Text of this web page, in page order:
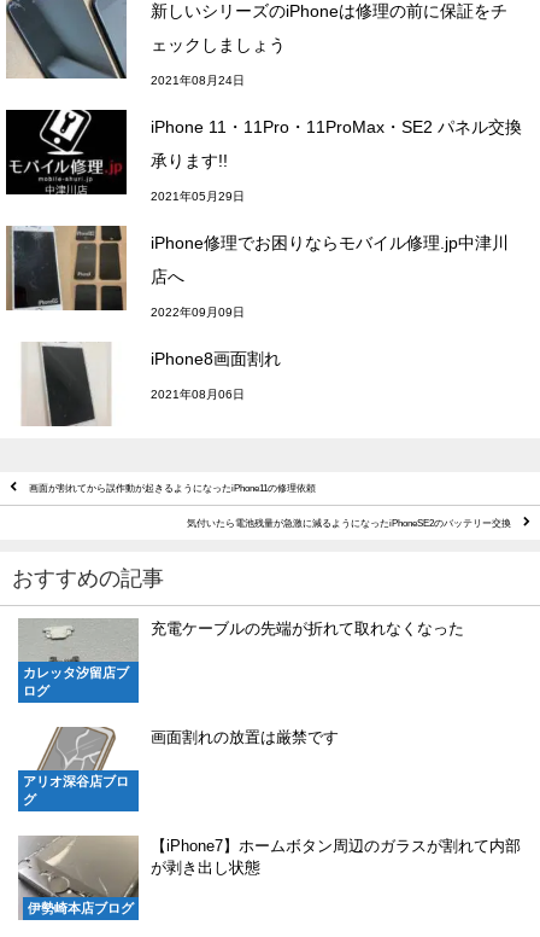
新しいシリーズのiPhoneは修理の前に保証をチ
ェックしましょう
2021年08月24日
iPhone 11・11Pro・11ProMax・SE2 パネル交換
承ります!!
2021年05月29日
iPhone修理でお困りならモバイル修理.jp中津川
店へ
2022年09月09日
iPhone8画面割れ
2021年08月06日
画面が割れてから誤作動が起きるようになったiPhone11の修理依頼
気付いたら電池残量が急激に減るようになったiPhoneSE2のバッテリー交換
おすすめの記事
カレッタ汐留店ブ
ログ
充電ケーブルの先端が折れて取れなくなった
アリオ深谷店ブロ
グ
画面割れの放置は厳禁です
伊勢崎本店ブログ
【iPhone7】ホームボタン周辺のガラスが割れて内部
が剥き出し状態